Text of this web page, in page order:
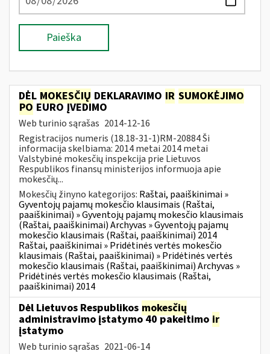
Paieška
DĖL MOKESČIŲ DEKLARAVIMO IR SUMOKĖJIMO
PO EURO ĮVEDIMO
Web turinio sąrašas 2014-12-16
Registracijos numeris (18.18-31-1)RM-20884 Ši
informacija skelbiama: 2014 metai 2014 metai
Valstybinė mokesčių inspekcija prie Lietuvos
Respublikos finansų ministerijos informuoja apie
mokesčių...
Mokesčių žinyno kategorijos: Raštai, paaiškinimai »
Gyventojų pajamų mokesčio klausimais (Raštai,
paaiškinimai) » Gyventojų pajamų mokesčio klausimais
(Raštai, paaiškinimai) Archyvas » Gyventojų pajamų
mokesčio klausimais (Raštai, paaiškinimai) 2014
Raštai, paaiškinimai » Pridėtinės vertės mokesčio
klausimais (Raštai, paaiškinimai) » Pridėtinės vertės
mokesčio klausimais (Raštai, paaiškinimai) Archyvas »
Pridėtinės vertės mokesčio klausimais (Raštai,
paaiškinimai) 2014
Dėl Lietuvos Respublikos mokesčių
administravimo įstatymo 40 pakeitimo ir
įstatymo
Web turinio sąrašas 2021-06-14